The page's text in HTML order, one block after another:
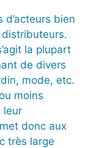
bien
la plupart
de divers
mode, etc.
moins
leur
donc aux
très large